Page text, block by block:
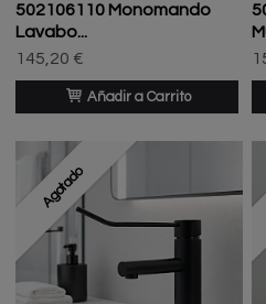
502106110 Monomando
Lavabo...
145,20 €
Añadir a Carrito
Agotado